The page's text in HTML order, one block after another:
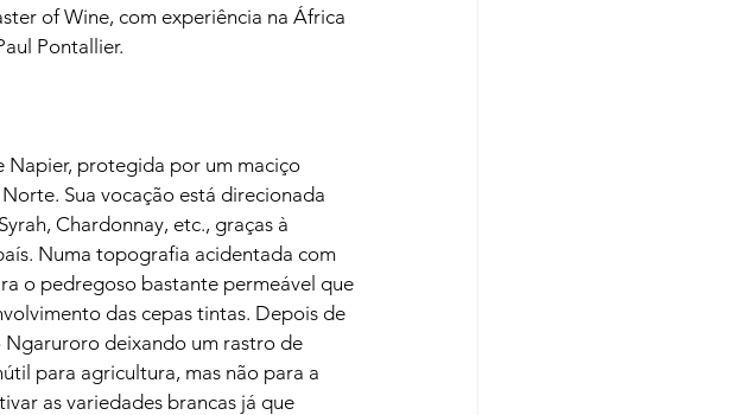
of Wine, com experiência na África
Pontallier.
Napier, protegida por um maciço
Sua vocação está direcionada
Chardonnay, etc., graças à
Numa topografia acidentada com
o pedregoso bastante permeável que
das cepas tintas. Depois de
Ngaruroro deixando um rastro de
para agricultura, mas não para a
as variedades brancas já que